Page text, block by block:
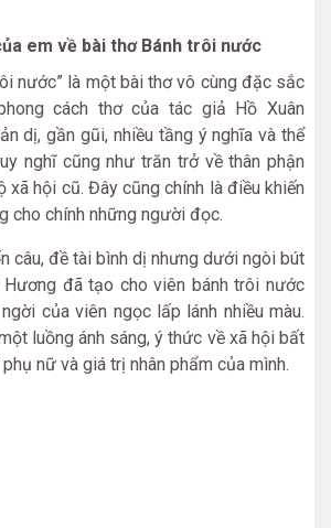
em về bài thơ Bánh trôi nước
nước” là một bài thơ vô cùng đặc sắc
cách thơ của tác giả Hồ Xuân
dị, gần gũi, nhiều tầng ý nghĩa và thể
nghĩ cũng như trăn trở về thân phận
xã hội cũ. Đây cũng chính là điều khiến
cho chính những người đọc.
câu, đề tài bình dị nhưng dưới ngòi bút
Hương đã tạo cho viên bánh trôi nước
của viên ngọc lấp lánh nhiều màu.
luồng ánh sáng, ý thức về xã hội bất
nữ và giá trị nhân phẩm của mình.